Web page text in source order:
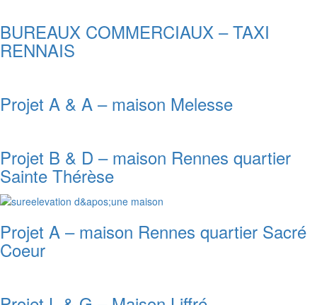
BUREAUX COMMERCIAUX – TAXI
RENNAIS
Projet A & A – maison Melesse
Projet B & D – maison Rennes quartier
Sainte Thérèse
Projet A – maison Rennes quartier Sacré
Coeur